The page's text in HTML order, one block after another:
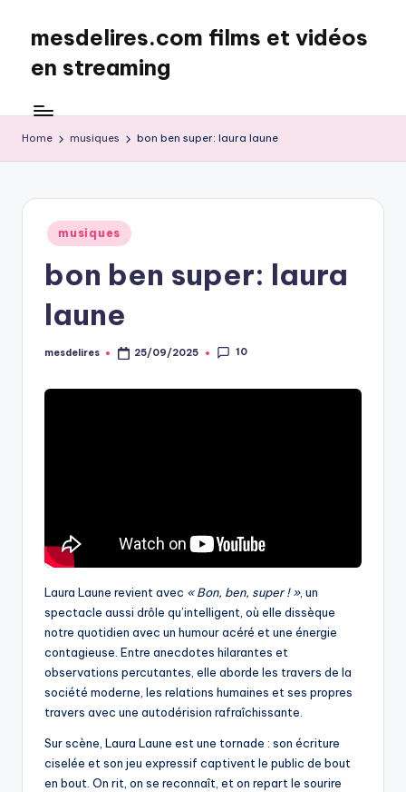
content
mesdelires.com films et vidéos
en streaming
:
film
et
complet
français
Home musiques bon ben super: laura laune
Posted
in
musiques
bon ben super: laura
laune
Posted
mesdelires 25/09/2025 10
Laura Laune revient avec « Bon, ben, super ! », un
spectacle aussi drôle qu’intelligent, où elle dissèque
notre quotidien avec un humour acéré et une énergie
contagieuse. Entre anecdotes hilarantes et
observations percutantes, elle aborde les travers de la
société moderne, les relations humaines et ses propres
travers avec une autodérision rafraîchissante.
Sur scène, Laura Laune est une tornade : son écriture
ciselée et son jeu expressif captivent le public de bout
en bout. On rit, on se reconnaît, et on repart le sourire